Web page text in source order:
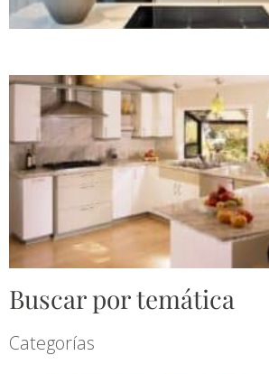
Buscar por temática
Categorías